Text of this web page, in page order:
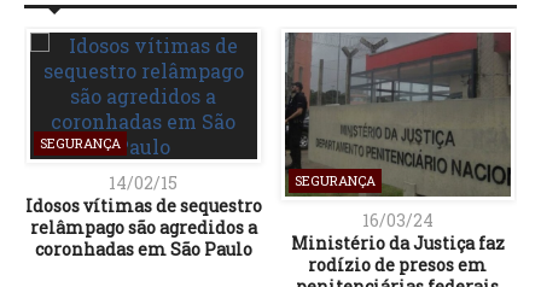
SEGURANÇA
14/02/15
Idosos vítimas de sequestro
relâmpago são agredidos a
coronhadas em São Paulo
SEGURANÇA
16/03/24
Ministério da Justiça faz
rodízio de presos em